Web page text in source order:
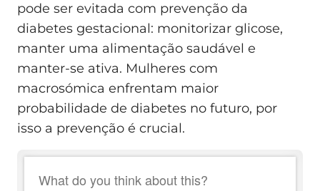
pode ser evitada com prevenção da
diabetes gestacional: monitorizar glicose,
manter uma alimentação saudável e
manter-se ativa. Mulheres com
macrosómica enfrentam maior
probabilidade de diabetes no futuro, por
isso a prevenção é crucial.